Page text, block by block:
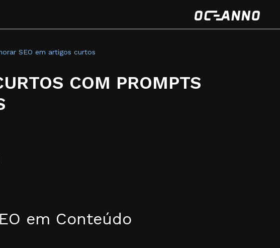
SEO em artigos curtos
COM PROMPTS
em Conteúdo